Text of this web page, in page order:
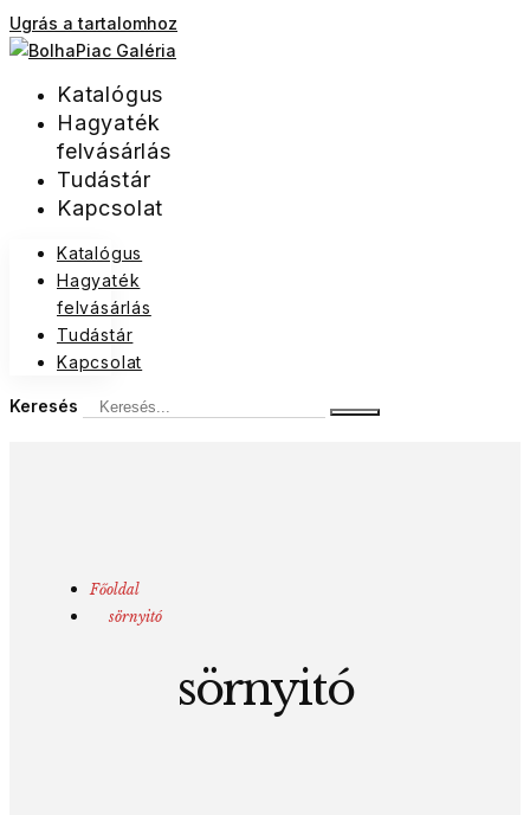
Ugrás a tartalomhoz
Katalógus
Hagyaték
felvásárlás
Tudástár
Kapcsolat
Katalógus
Hagyaték
felvásárlás
Tudástár
Kapcsolat
Keresés
Főoldal
sörnyitó
sörnyitó